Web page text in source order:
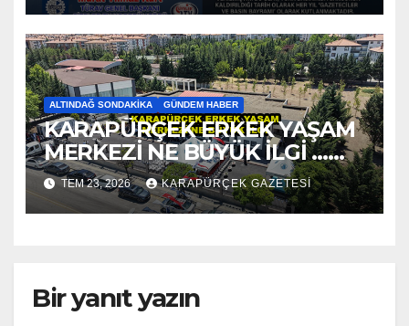
ALTINDAĞ SONDAKIKA GÜNDEM HABER
KARAPÜRÇEK ERKEK YAŞAM
MERKEZİ NE BÜYÜK İLGİ …
2026
TEM 23, 2026 KARAPÜRÇEK GAZETESİ
Bir yanıt yazın